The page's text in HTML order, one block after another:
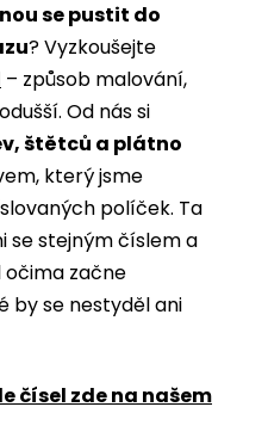
se pustit do
? Vyzkoušejte
­­– způsob malování,
Od nás si
štětců a plátno
který jsme
políček. Ta
se stejným číslem a
začne
by se nestyděl ani
čísel zde na našem